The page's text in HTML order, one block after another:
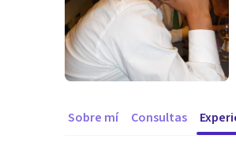
Sobre mí Consultas